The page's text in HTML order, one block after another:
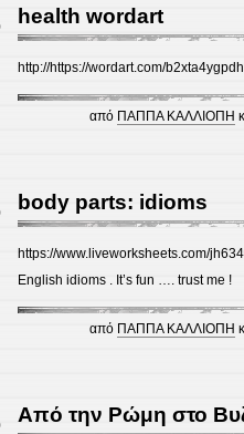
health wordart
http://https://wordart.com/
από ΠΑΠΠΑ ΚΑΛΛΙΟΠΗ
body parts: idioms
https://www.liveworksheets.com/
English idioms . It’s fun …. trust me !
από ΠΑΠΠΑ ΚΑΛΛΙΟΠΗ
Από την Ρώμη στο